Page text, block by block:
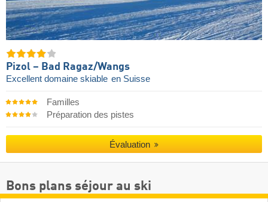
Pizol – Bad Ragaz/​Wangs
Excellent domaine skiable en Suisse
Familles
Préparation des pistes
Évaluation
Bons plans séjour au ski